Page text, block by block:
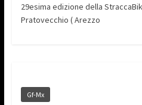
29esima edizione della
Pratovecchio ( Arezzo
Gf-Mx